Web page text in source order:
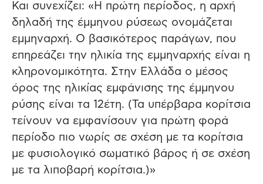
Και συνεχίζει: «Η πρώτη περίοδος, η αρχή
δηλαδή της έμμηνου ρύσεως ονομάζεται
εμμηναρχή. Ο βασικότερος παράγων, που
επηρεάζει την ηλικία της εμμηναρχής είναι η
κληρονομικότητα. Στην Ελλάδα ο μέσος
όρος της ηλικίας εμφάνισης της έμμηνου
ρύσης είναι τα 12έτη. (Τα υπέρβαρα κορίτσια
τείνουν να εμφανίσουν για πρώτη φορά
περίοδο πιο νωρίς σε σχέση με τα κορίτσια
με φυσιολογικό σωματικό βάρος ή σε σχέση
με τα λιποβαρή κορίτσια.)»